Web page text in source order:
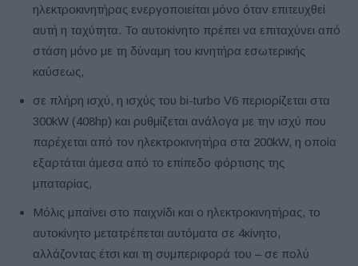
ηλεκτροκινητήρας ενεργοποιείται μόνο όταν επιτευχθεί
αυτή η ταχύτητα. Το αυτοκίνητο πρέπει να επιταχύνει από
στάση μόνο με τη δύναμη του κινητήρα εσωτερικής
καύσεως,
σε πλήρη ισχύ, η ισχύς του bi-turbo V6 περιορίζεται στα
300kW (408hp) και ρυθμίζεται ανάλογα με την ισχύ που
παρέχεται από τον ηλεκτροκινητήρα στα 200kW, η οποία
εξαρτάται άμεσα από το επίπεδο φόρτισης της
μπαταρίας,
Μόλις μπαίνει στο παιχνίδι και ο ηλεκτροκινητήρας, το
αυτοκίνητο μετατρέπεται αυτόματα σε 4κίνητο,
αλλάζοντας έτσι και τη συμπεριφορά του – σε πολύ